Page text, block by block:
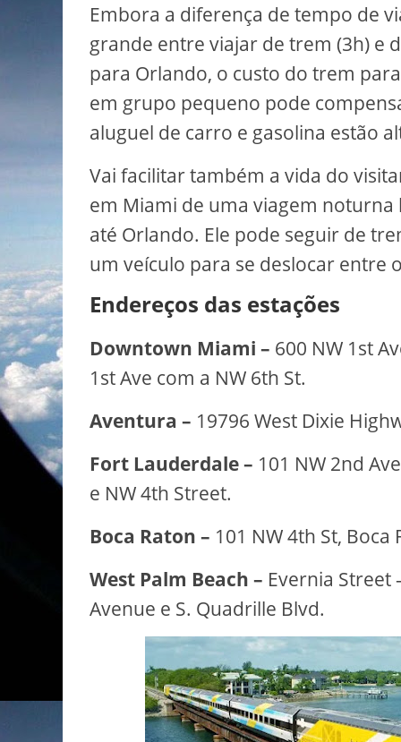
Embora a diferença de tempo de
grande entre viajar de trem (3h) e
para Orlando, o custo do trem
em grupo pequeno pode
aluguel de carro e gasolina estão
Vai facilitar também a vida do
em Miami de uma viagem
até Orlando. Ele pode seguir de
um veículo para se deslocar entre
Endereços das estações
Downtown Miami – 600 NW 1st
1st Ave com a NW 6th St.
Aventura – 19796 West Dixie
Fort Lauderdale – 101 NW 2nd
e NW 4th Street.
Boca Raton – 101 NW 4th St, Boca
West Palm Beach – Evernia Street
Avenue e S. Quadrille Blvd.